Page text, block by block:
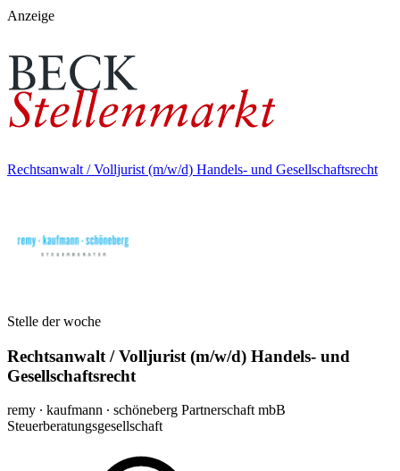
Anzeige
Rechtsanwalt / Volljurist (m/w/d) Handels- und Gesellschaftsrecht
Stelle der woche
Rechtsanwalt / Volljurist (m/w/d) Handels- und
Gesellschaftsrecht
remy ∙ kaufmann ∙ schöneberg Partnerschaft mbB
Steuerberatungsgesellschaft